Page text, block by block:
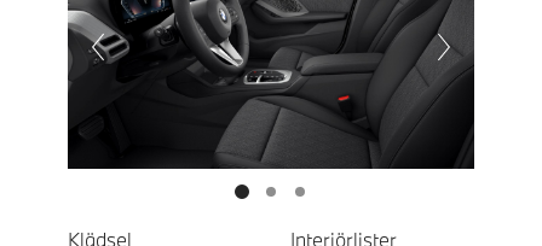
Prevoius
Next
Klädsel Interiörlister